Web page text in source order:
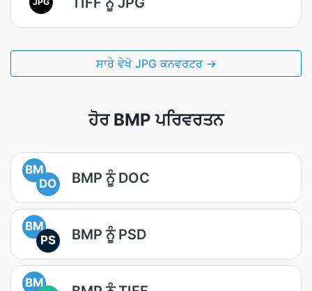
ਸਾਰੇ ਵੇਖੋ JPG ਕਨਵਰਟਰ →
ਹੋਰ BMP ਪਰਿਵਰਤਨ
BM
DO
BMP ਨੂੰ DOC
BM
PS
BMP ਨੂੰ PSD
BM